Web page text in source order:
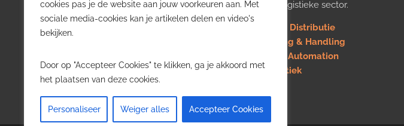
cookies pas je de website aan jouw voorkeuren aan. Met
sociale media-cookies kan je artikelen delen en video's
bekijken.
Door op "Accepteer Cookies" te klikken, ga je akkoord met
het plaatsen van deze cookies.
Personaliseer Weiger alles Accepteer Cookies
transport, warehousing, supply chain
en automatisering in België.
willen volgen.
Belgische logistieke sector.
Transport & Distributie
Warehousing & Handling
Software & Automation
Job in logistiek